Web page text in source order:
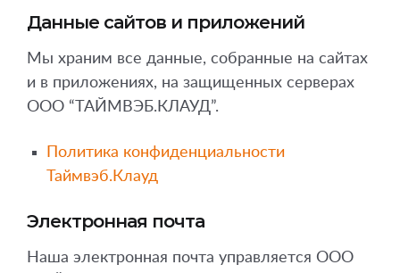
Данные сайтов и приложений
Мы храним все данные, собранные на сайтах
и в приложениях, на защищенных серверах
ООО “ТАЙМВЭБ.КЛАУД”.
Политика конфиденциальности
Таймвэб.Клауд
Электронная почта
Наша электронная почта управляется ООО